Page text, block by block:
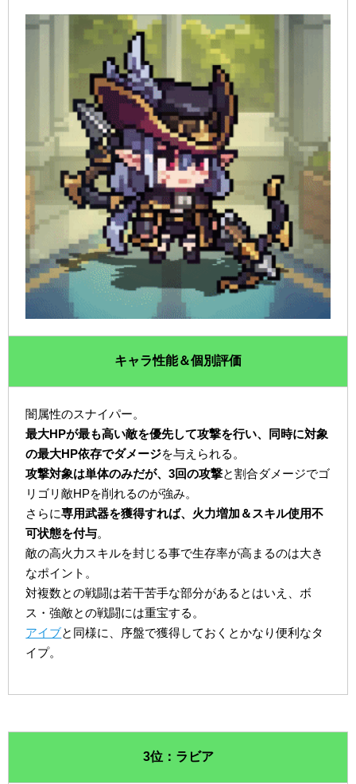
キャラ性能＆個別評価
闇属性のスナイパー。
最大HPが最も高い敵を優先して攻撃を行い、同時に対象
の最大HP依存でダメージを与えられる。
攻撃対象は単体のみだが、3回の攻撃と割合ダメージでゴ
リゴリ敵HPを削れるのが強み。
さらに専用武器を獲得すれば、火力増加＆スキル使用不
可状態を付与。
敵の高火力スキルを封じる事で生存率が高まるのは大き
なポイント。
対複数との戦闘は若干苦手な部分があるとはいえ、ボ
ス・強敵との戦闘には重宝する。
アイブと同様に、序盤で獲得しておくとかなり便利なタ
イプ。
3位：ラビア